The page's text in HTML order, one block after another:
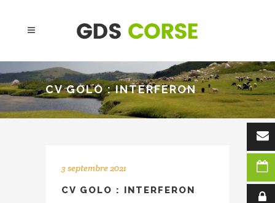
CV GOLO : INTERFERON
3 septembre 2021
CV GOLO : INTERFERON